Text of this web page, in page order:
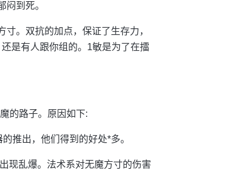
到死。
。双抗的加点，保证了生存力，
是有人跟你组的。1敏是为了在擂
的路子。原因如下:
推出，他们得到的好处*多。
现乱爆。法术系对无魔方寸的伤害